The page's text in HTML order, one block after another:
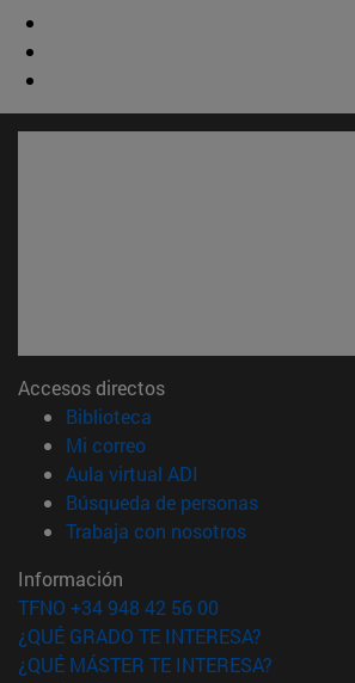
Accesos directos
Biblioteca
Mi correo(abre en nueva ventana)
Aula virtual ADI
Búsqueda de personas(abre en
Trabaja con nosotros(abre en
Información
TFNO +34 948 42 56 00
¿QUÉ GRADO TE INTERESA?
¿QUÉ MÁSTER TE INTERESA?